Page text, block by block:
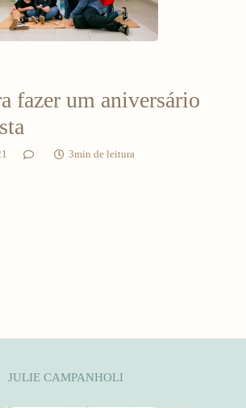
fazer um aniversário
3min de leitura
JULIE CAMPANHOLI